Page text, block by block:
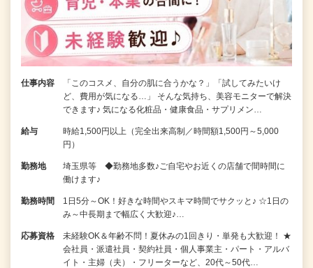
仕事内容
「このコスメ、自分の肌に合うかな？」「試してみたいけ
ど、費用が気になる…」 そんな気持ち、美容モニターで解決
できます♪ 気になる化粧品・健康食品・サプリメン…
給与
時給1,500円以上（完全出来高制／時間額1,500円～5,000
円）
勤務地
埼玉県等 ◆勤務地多数♪ご自宅やお近くの店舗で間時間に
働けます♪
勤務時間
1日5分～OK！好きな時間やスキマ時間でサクッと♪ ☆1日の
み～中長期まで幅広く大歓迎♪…
応募資格
未経験OK＆年齢不問！夏休みの1回きり・単発も大歓迎！ ★
会社員・派遣社員・契約社員・個人事業主・パート・アルバ
イト・主婦（夫）・フリーターなど、20代～50代…